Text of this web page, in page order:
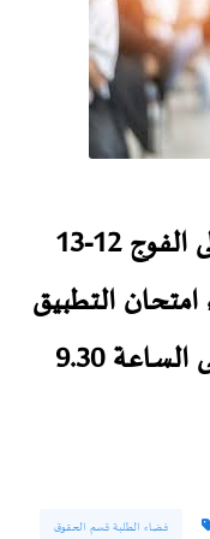
ليكن فى علم طلبة السنة الاولى الفوج 12-13
التطبيق
يوم الاربعاء 6 افريل 2026 على الساعة 9.30
فضاء الطلبة قسم الحقوق